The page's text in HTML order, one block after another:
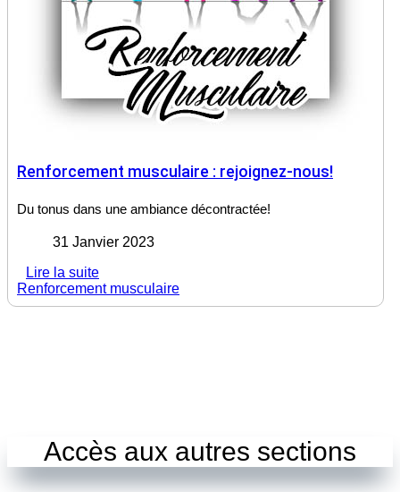
Renforcement musculaire : rejoignez-nous!
Du tonus dans une ambiance décontractée!
31 Janvier 2023
Lire la suite
Renforcement musculaire
Accès aux autres sections